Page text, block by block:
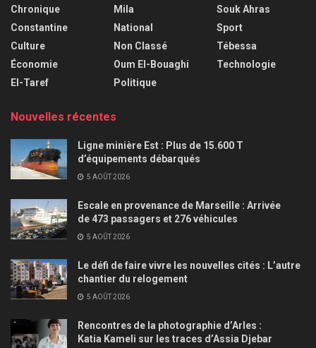
Chronique
Constantine
Culture
Économie
El-Taref
Mila
National
Non Classé
Oum El-Bouaghi
Politique
Souk Ahras
Sport
Tébessa
Technologie
Nouvelles récentes
Ligne minière Est : Plus de 15.600 T
d’équipements débarqués
5 AOÛT 2026
Escale en provenance de Marseille : Arrivée
de 473 passagers et 276 véhicules
5 AOÛT 2026
Le défi de faire vivre les nouvelles cités : L’autre
chantier du relogement
5 AOÛT 2026
Rencontres de la photographie d’Arles :
Katia Kameli sur les traces d’Assia Djebar